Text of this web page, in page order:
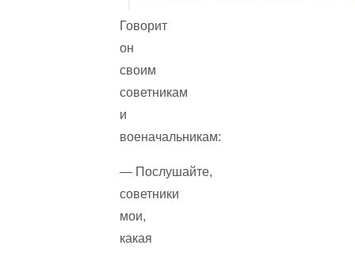
Говорит
он
своим
советникам
и
военачальникам:
— Послушайте,
советники
мои,
какая